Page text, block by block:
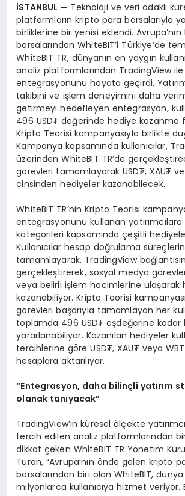
İSTANBUL — Teknoloji ve veri odaklı
platformların kripto para borsalarıyla
birliklerine bir yenisi eklendi.
borsalarından WhiteBIT’i Türkiye’de
WhiteBIT TR, dünyanın en yaygın
analiz platformlarından TradingView ile
entegrasyonunu hayata geçirdi.
takibini ve işlem deneyimini daha
getirmeyi hedefleyen entegrasyon,
496 USD₮ değerinde hediye kazanma
Kripto Teorisi kampanyasıyla birlikte
Kampanya kapsamında kullanıcılar,
üzerinden WhiteBIT TR’de
görevleri tamamlayarak USD₮, XAU₮
cinsinden hediyeler kazanabilecek.
WhiteBIT TR’nin Kripto Teorisi
entegrasyonunu kullanan yatırımcılara
kategorileri kapsamında çeşitli
Kullanıcılar hesap doğrulama
tamamlayarak, TradingView
gerçekleştirerek, sosyal medya
veya belirli işlem hacimlerine ulaşarak
kazanabiliyor. Kripto Teorisi
görevleri başarıyla tamamlayan her
toplamda 496 USD₮ eşdeğerine kadar
yararlanabiliyor. Kazanılan hediyeler
tercihlerine göre USD₮, XAU₮ veya
hesaplara aktarılıyor.
“Entegrasyon, daha bilinçli yatırım
olanak tanıyacak”
TradingView’in küresel ölçekte
tercih edilen analiz platformlarından
dikkat çeken WhiteBIT TR Yönetim
Turan, “Avrupa’nın önde gelen kripto
borsalarından biri olan WhiteBIT, dünya
milyonlarca kullanıcıya hizmet veriyor.